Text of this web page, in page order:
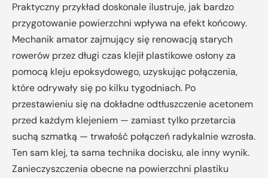
Praktyczny przykład doskonale ilustruje, jak bardzo
przygotowanie powierzchni wpływa na efekt końcowy.
Mechanik amator zajmujący się renowacją starych
rowerów przez długi czas klejił plastikowe osłony za
pomocą kleju epoksydowego, uzyskując połączenia,
które odrywały się po kilku tygodniach. Po
przestawieniu się na dokładne odtłuszczenie acetonem
przed każdym klejeniem — zamiast tylko przetarcia
suchą szmatką — trwałość połączeń radykalnie wzrosła.
Ten sam klej, ta sama technika docisku, ale inny wynik.
Zanieczyszczenia obecne na powierzchni plastiku